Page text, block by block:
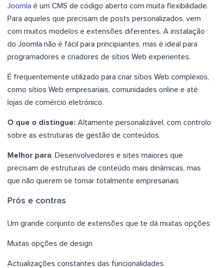
Joomla é um CMS de código aberto com muita flexibilidade.
Para aqueles que precisam de posts personalizados, vem
com muitos modelos e extensões diferentes. A instalação
do Joomla não é fácil para principiantes, mas é ideal para
programadores e criadores de sítios Web experientes.
É frequentemente utilizado para criar sítios Web complexos,
como sítios Web empresariais, comunidades online e até
lojas de comércio eletrónico.
O que o distingue: Altamente personalizável, com controlo
sobre as estruturas de gestão de conteúdos.
Melhor para: Desenvolvedores e sites maiores que
precisam de estruturas de conteúdo mais dinâmicas, mas
que não querem se tornar totalmente empresariais
Prós e contras
Um grande conjunto de extensões que te dá muitas opções
Muitas opções de design
Actualizações constantes das funcionalidades